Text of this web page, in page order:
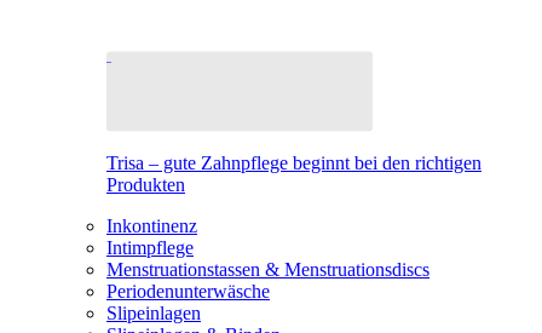
Trisa – gute Zahnpflege beginnt bei den richtigen
Produkten
Inkontinenz
Intimpflege
Menstruationstassen & Menstruationsdiscs
Periodenunterwäsche
Slipeinlagen